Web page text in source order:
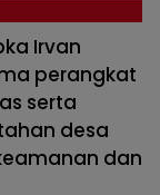
Irvan
perangkat
serta
desa
dan